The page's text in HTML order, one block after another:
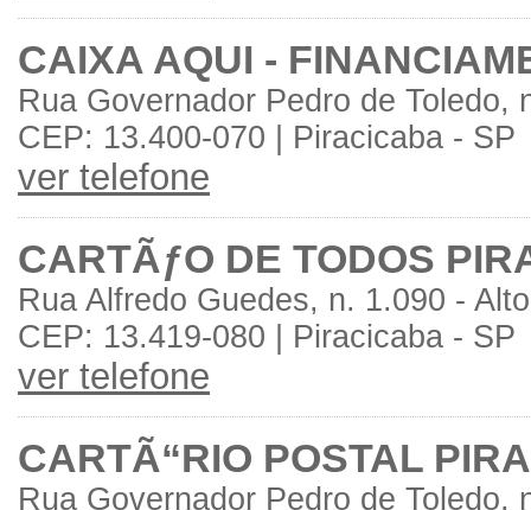
CAIXA AQUI -
Rua Governador Pedro de Toledo,
CEP: 13.400-070 | Piracicaba - SP
ver telefone
CARTÃƒO DE TODOS
Rua Alfredo Guedes, n. 1.090 - Alto
CEP: 13.419-080 | Piracicaba - SP
ver telefone
CARTÃ“RIO POSTAL
Rua Governador Pedro de Toledo,